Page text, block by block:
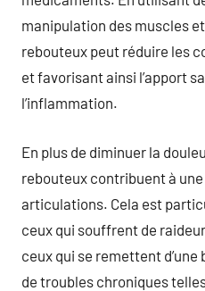
manipulation des muscles
rebouteux peut réduire les
et favorisant ainsi l’apport
l’inflammation.
En plus de diminuer la
rebouteux contribuent à
articulations. Cela est
ceux qui souffrent de
ceux qui se remettent
de troubles chroniques